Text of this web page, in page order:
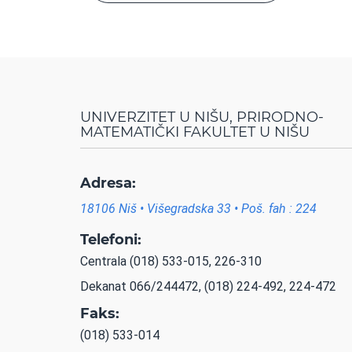
UNIVERZITET U NIŠU, PRIRODNO-
MATEMATIČKI FAKULTET U NIŠU
Adresa:
18106 Niš • Višegradska 33 • Poš. fah : 224
Telefoni:
Centrala (018) 533-015, 226-310
Dekanat 066/244472, (018) 224-492, 224-472
Faks:
(018) 533-014